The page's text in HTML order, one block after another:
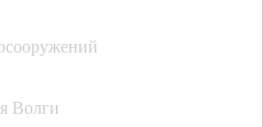
Волги